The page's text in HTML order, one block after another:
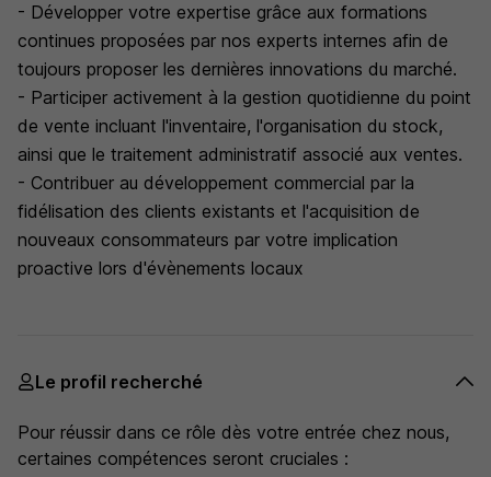
- Développer votre expertise grâce aux formations
continues proposées par nos experts internes afin de
toujours proposer les dernières innovations du marché.
- Participer activement à la gestion quotidienne du point
de vente incluant l'inventaire, l'organisation du stock,
ainsi que le traitement administratif associé aux ventes.
- Contribuer au développement commercial par la
fidélisation des clients existants et l'acquisition de
nouveaux consommateurs par votre implication
proactive lors d'évènements locaux
Le profil recherché
Pour réussir dans ce rôle dès votre entrée chez nous,
certaines compétences seront cruciales :